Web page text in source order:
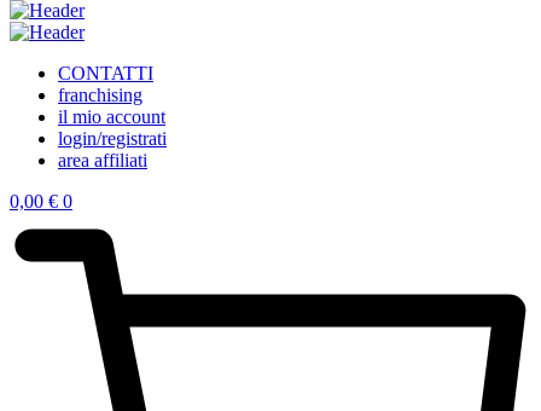
CONTATTI
franchising
il mio account
login/registrati
area affiliati
0,00 € 0